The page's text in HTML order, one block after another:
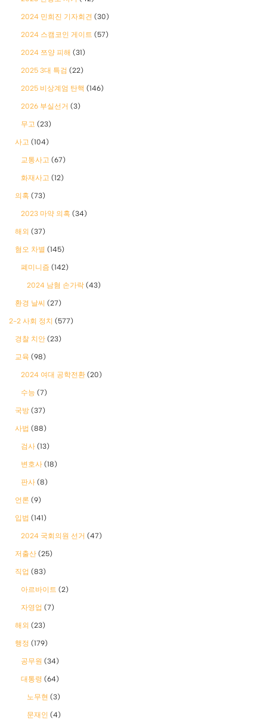
2024 민희진 기자회견 (30)
2024 스캠코인 게이트 (57)
2024 쯔양 피해 (31)
2025 3대 특검 (22)
2025 비상계엄 탄핵 (146)
2026 부실선거 (3)
무고 (23)
사고 (104)
교통사고 (67)
화재사고 (12)
의혹 (73)
2023 마약 의혹 (34)
해외 (37)
혐오 차별 (145)
폐미니즘 (142)
2024 남혐 손가락 (43)
환경 날씨 (27)
2-2 사회 정치 (577)
경찰 치안 (23)
교육 (98)
2024 여대 공학전환 (20)
수능 (7)
국방 (37)
사법 (88)
검사 (13)
변호사 (18)
판사 (8)
언론 (9)
입법 (141)
2024 국회의원 선거 (47)
저출산 (25)
직업 (83)
아르바이트 (2)
자영업 (7)
해외 (23)
행정 (179)
공무원 (34)
대통령 (64)
노무현 (3)
문재인 (4)